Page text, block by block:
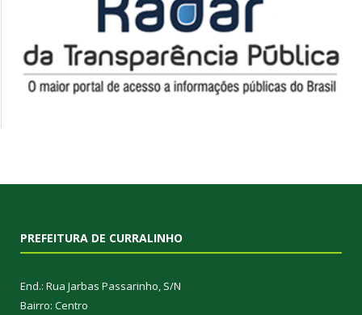
PREFEITURA DE CURRALINHO
End.: Rua Jarbas Passarinho, S/N
Bairro: Centro